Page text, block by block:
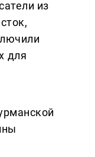
из
для